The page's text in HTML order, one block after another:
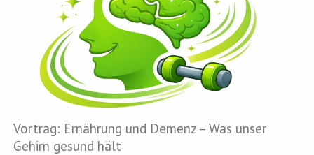
Vortrag: Ernährung und Demenz – Was unser
Gehirn gesund hält